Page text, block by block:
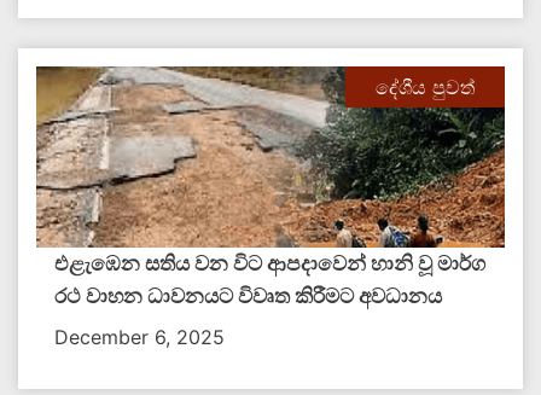
දේශීය පුවත්
එළැඹෙන සතිය වන විට ආපදාවෙන් හානි වූ මාර්ග
රථ වාහන ධාවනයට විවෘත කිරීමට අවධානය
December 6, 2025